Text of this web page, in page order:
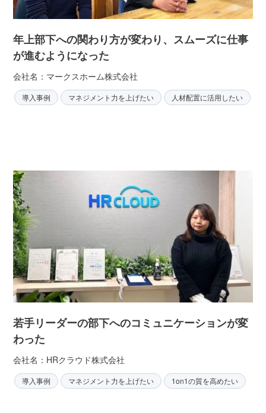
年上部下への関わり方が変わり、スムーズに仕事
が進むようになった
会社名：マークスホーム株式会社
導入事例 マネジメント力を上げたい 人材配置に活用したい
若手リーダーの部下へのコミュニケーションが変
わった
会社名：HRクラウド株式会社
導入事例 マネジメント力を上げたい 1on1の質を高めたい